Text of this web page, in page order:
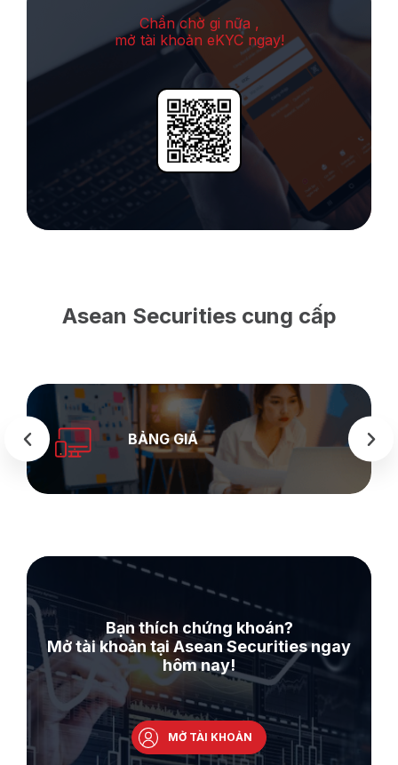
Chần chờ gi nữa ,
mở tài khoản eKYC ngay!
Asean Securities cung cấp
SEASTOCK
WEB
Bạn thích chứng khoán?
Mở tài khoản tại Asean Securities ngay
hôm nay!
MỞ TÀI KHOẢN